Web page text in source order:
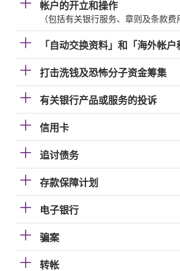
帐户的开立和操作
（包括有关银行服务、章则及条款费
「自动交换资料」和「海外帐户
打击洗钱及恐怖分子资金筹集
有关银行产品或服务的投诉
信用卡
追讨债务
存款保障计划
电子银行
骗案
转帐